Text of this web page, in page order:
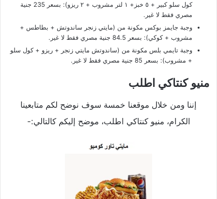
كول سلو كبير + ٥ خبز+ ١ لتر مشروب + ٢ ريزو): بسعر 235 جنية
مصري فقط لا غير.
وجبة جايمز بوكس مكونة من (مايتي زنجر ساندوتش + بطاطس +
مشروب + كوكي): بسعر 84.5 جنية مصري فقط لا غير.
وجبة تايمي بلس مكونة من (ساندوتش مايتي زنجر + ريزو + كول سلو
+ مشروب): بسعر 85 جنية مصري فقط لا غير.
منيو كنتاكي اطلب
إننا ومن خلال موقعنا خمسة سوف نوضح لكم متابعينا
الكرام، منيو كنتاكي اطلب، موضح إليكم كالتالي:-